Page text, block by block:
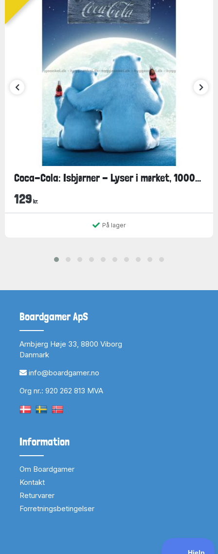
Coca-Cola: Isbjørner - Lyser i mørket, 1000...
129 kr.
På lager
Boardgamer ApS
Arnbjerg Høje 33, 8800 Viborg
Danmark
info@boardgamer.no
Org nr.: 920 262 813 MVA
Information
Om Boardgamer
Kontakt
Returvarer
Forretningsbetingelser